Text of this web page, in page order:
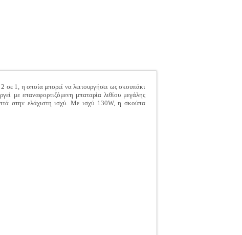
1, η οποία μπορεί να λειτουργήσει ως σκουπάκι
με επαναφορτιζόμενη μπαταρία λιθίου μεγάλης
στην ελάχιστη ισχύ. Με ισχύ 130W, η σκούπα